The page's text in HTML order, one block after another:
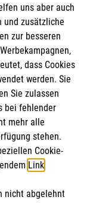
uns aber auch
und zusätzliche
zur besseren
dass Cookies
werden. Sie
Sie zulassen
bei fehlender
mehr alle
stehen.
Cookie-
Link.
nicht abgelehnt